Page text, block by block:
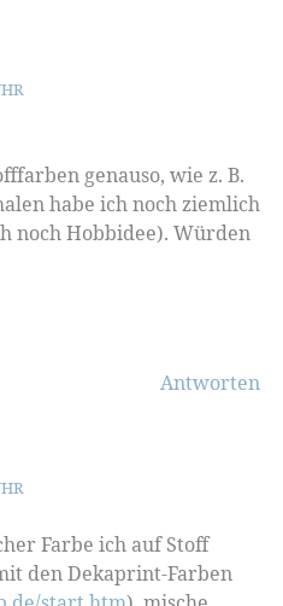
genauso, wie z. B.
habe ich noch ziemlich
noch Hobbidee). Würden
Antworten
Farbe ich auf Stoff
den Dekaprint-Farben